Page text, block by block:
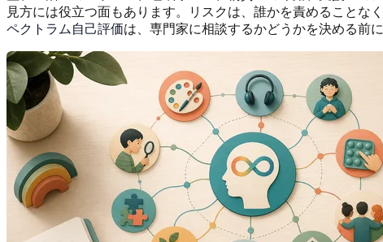
見方には役立つ面もあります。リスクは、誰かを責めること
ペクトラム自己評価は、専門家に相談するかどうかを決める前